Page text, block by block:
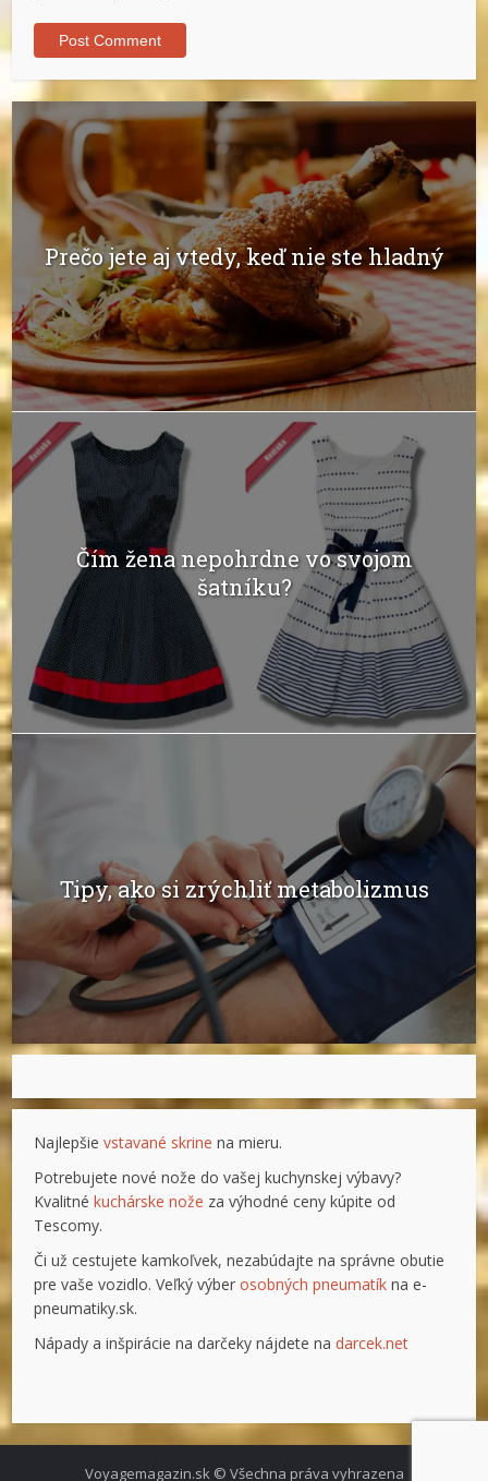
Prečo jete aj vtedy, keď nie ste hladný
Čím žena nepohrdne vo svojom
šatníku?
Tipy, ako si zrýchliť metabolizmus
Najlepšievstavané skrine na mieru.
Potrebujete nové nože do vašej kuchynskej výbavy?
Kvalitnékuchárske nože za výhodné ceny kúpite od
Tescomy.
Či už cestujete kamkoľvek, nezabúdajte na správne obutie
pre vaše vozidlo. Veľký výberosobných pneumatík na e-
pneumatiky.sk.
Nápady a inšpirácie na darčeky nájdete nadarcek.net
Voyagemagazin.sk © Všechna práva vyhrazena